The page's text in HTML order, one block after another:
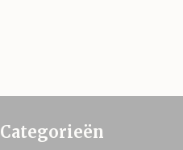
Categorieën